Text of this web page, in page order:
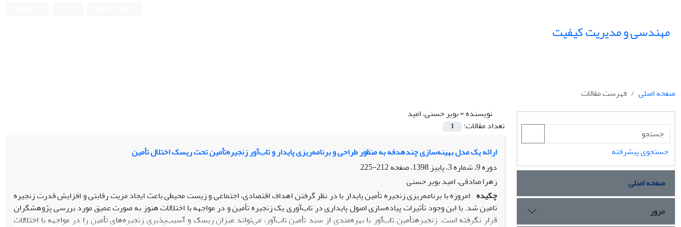
مهندسی و مدیریت کیفیت
صفحه اصلی
فهرست مقالات
نویسنده =بویر حسنی، امید
تعداد مقالات:
1
ارائه یک مدل بهینه‌سازی چندهدفه به منظور طراحی و برنامه‌ریزی پایدار و تاب‌آور زنجیره‌تأمین تحت ریسک اختلال تأمین
دوره 9، شماره 3، پاییز 1398، صفحه
212-225
زهرا صادقی، امید بویر حسنی
چکیده امروزه با برنامه‌­ریزی زنجیره­ تأمین پایدار با در نظر گرفتن اهداف اقتصادی، اجتماعی و زیست­ محیطی باعث ایجاد مزیت رقابتی و افزایش قدرت زنجیره
تامین شد. با این وجود تأثیرات پیاده‌­سازی اصول پایداری در تاب‌­آوری یک زنجیره­ تأمین و در مواجهه با اختلالات هنوز به صورت عمیق مورد بررسی پژوهشگران
قرار نگرفته است. زنجیره­تأمین تاب‌­آور با بهره‌­مندی از سبد تأمین تاب­‌آور، می‌تواند میزان ریسک و آسیب­‌پذیری زنجیره­‌های­ تأمین را در مواجهه با اختلالات
جستجوی پیشرفته
صفحه اصلی
مرور